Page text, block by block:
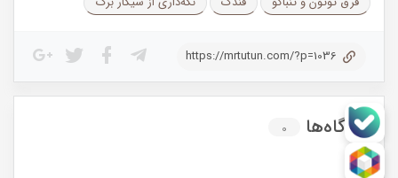
https://mrtutun.com/?p=1036
دیدگاه‌ها 0